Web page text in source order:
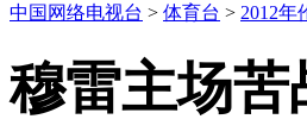
中国网络电视台 > 体育台 > 2012年
穆雷主场